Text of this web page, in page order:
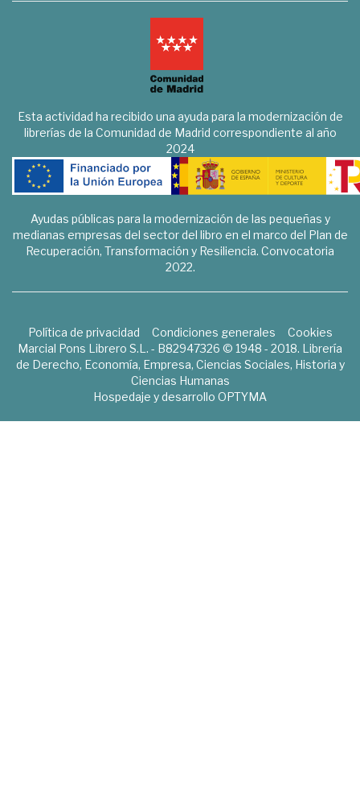
Esta actividad ha recibido una ayuda para la modernización de
librerías de la Comunidad de Madrid correspondiente al año
2024
Ayudas públicas para la modernización de las pequeñas y
medianas empresas del sector del libro en el marco del Plan de
Recuperación, Transformación y Resiliencia. Convocatoria
2022.
Política de privacidad Condiciones generales
Cookies
Marcial Pons Librero S.L. - B82947326 © 1948 - 2018. Librería
de Derecho, Economía, Empresa, Ciencias Sociales, Historia y
Ciencias Humanas
Hospedaje y desarrollo OPTYMA